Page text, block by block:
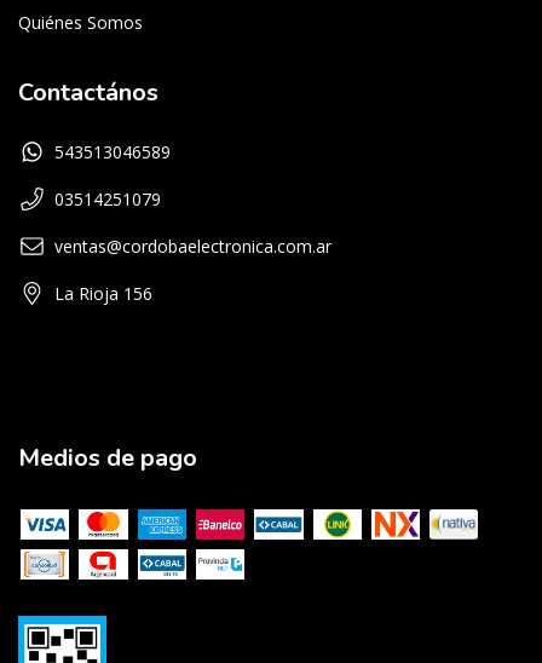
Quiénes Somos
Contactános
543513046589
03514251079
ventas@cordobaelectronica.com.ar
La Rioja 156
Medios de pago